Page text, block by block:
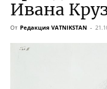
Ивана
От Редакция VATNIKSTAN -